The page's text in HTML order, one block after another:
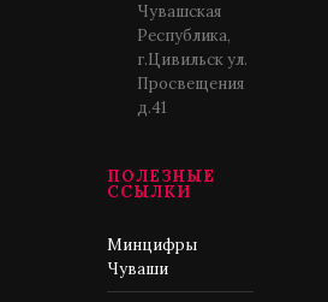
Чувашская
Республика,
г.Цивильск ул.
Просвещения
д.41
ПОЛЕЗНЫЕ
ССЫЛКИ
Минцифры
Чуваши